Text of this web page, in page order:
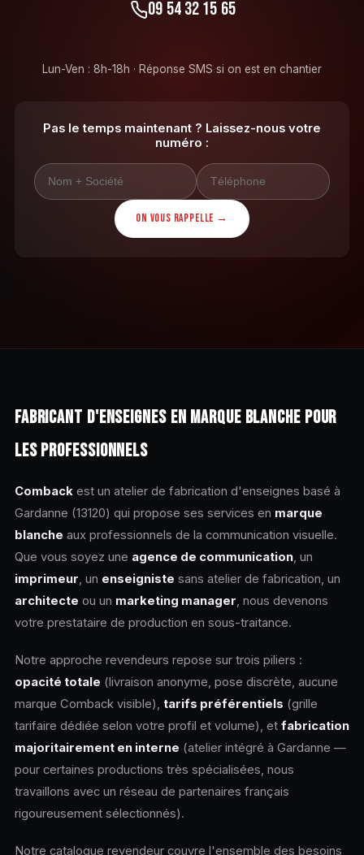
09 54 32 15 65
Lun-Ven : 8h-18h · Réponse SMS si on est en chantier
Pas le temps maintenant ? Laissez-nous votre
numéro :
ON VOUS RAPPELLE →
FABRICANT D'ENSEIGNES EN MARQUE BLANCHE POUR
LES PROFESSIONNELS
Combackest un atelier de fabrication d'enseignes basé à
Gardanne (13120) qui propose ses services en marque
blanche aux professionnels de la communication visuelle.
Que vous soyez une agence de communication, un
imprimeur, un enseigniste sans atelier de fabrication, un
architecte ou un marketing manager, nous devenons
votre prestataire de production en sous-traitance.
Notre approche revendeurs repose sur trois piliers :
opacité totale (livraison anonyme, pose discrète, aucune
marque Comback visible), tarifs préférentiels (grille
tarifaire dédiée selon votre profil et volume), et fabrication
majoritairement en interne (atelier intégré à Gardanne —
pour certaines productions très spécialisées, nous
travaillons avec un réseau de partenaires français
rigoureusement sélectionnés).
Notre catalogue revendeur couvre l'ensemble des besoins